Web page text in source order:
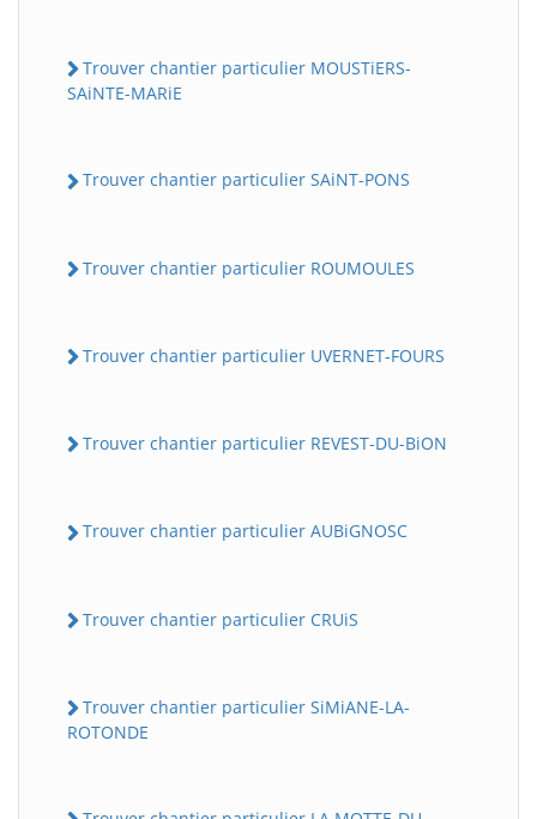
Trouver chantier particulier MOUSTiERS-
SAiNTE-MARiE
Trouver chantier particulier SAiNT-PONS
Trouver chantier particulier ROUMOULES
Trouver chantier particulier UVERNET-FOURS
Trouver chantier particulier REVEST-DU-BiON
Trouver chantier particulier AUBiGNOSC
Trouver chantier particulier CRUiS
Trouver chantier particulier SiMiANE-LA-
ROTONDE